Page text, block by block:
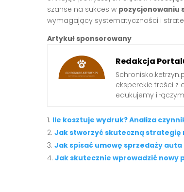
szanse na sukces w pozycjonowaniu
wymagający systematyczności i
Artykuł sponsorowany
Redakcja
eksperckie treści z
edukujemy i
Ile kosztuje wydruk? Analiza
Jak stworzyć skuteczną
Jak spisać umowę sprzedaży
Jak skutecznie wprowadzić nowy